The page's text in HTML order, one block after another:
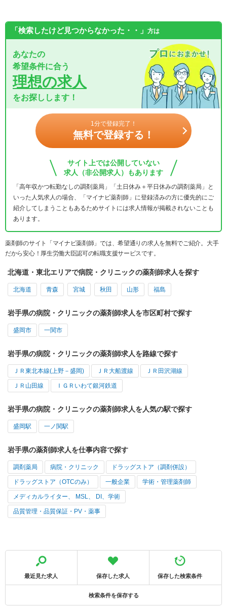
「検索したけど見つからなかった・・」 方は
あなたの
希望条件に合う
理想の求人
をお探しします！
1分で登録完了！
無料で登録する！
サイト上では公開していない
求人（非公開求人）もあります
「高年収かつ転勤なしの調剤薬局」「土日休み＋平日休みの調剤薬局」と
いった人気求人の場合、「マイナビ薬剤師」に登録済みの方に優先的にご
紹介してしまうこともあるためサイトには求人情報が掲載されないことも
あります。
薬剤師のサイト「マイナビ薬剤師」では、希望通りの求人を無料でご紹介。大手
だから安心！厚生労働大臣認可の転職支援サービスです。
北海道・東北エリアで病院・クリニックの薬剤師求人を探す
北海道 青森 宮城 秋田 山形 福島
岩手県の病院・クリニックの薬剤師求人を市区町村で探す
盛岡市 一関市
岩手県の病院・クリニックの薬剤師求人を路線で探す
ＪＲ東北本線(上野－盛岡) ＪＲ大船渡線 ＪＲ田沢湖線
ＪＲ山田線 ＩＧＲいわて銀河鉄道
岩手県の病院・クリニックの薬剤師求人を人気の駅で探す
盛岡駅 一ノ関駅
岩手県の薬剤師求人を仕事内容で探す
調剤薬局 病院・クリニック ドラッグストア（調剤併設）
ドラッグストア（OTCのみ） 一般企業 学術・管理薬剤師
メディカルライター、 MSL、 DI、学術
品質管理・品質保証・PV・薬事
最近見た求人 保存した求人 保存した検索条件
検索条件を保存する